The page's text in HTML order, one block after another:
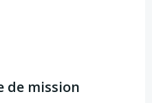
de mission